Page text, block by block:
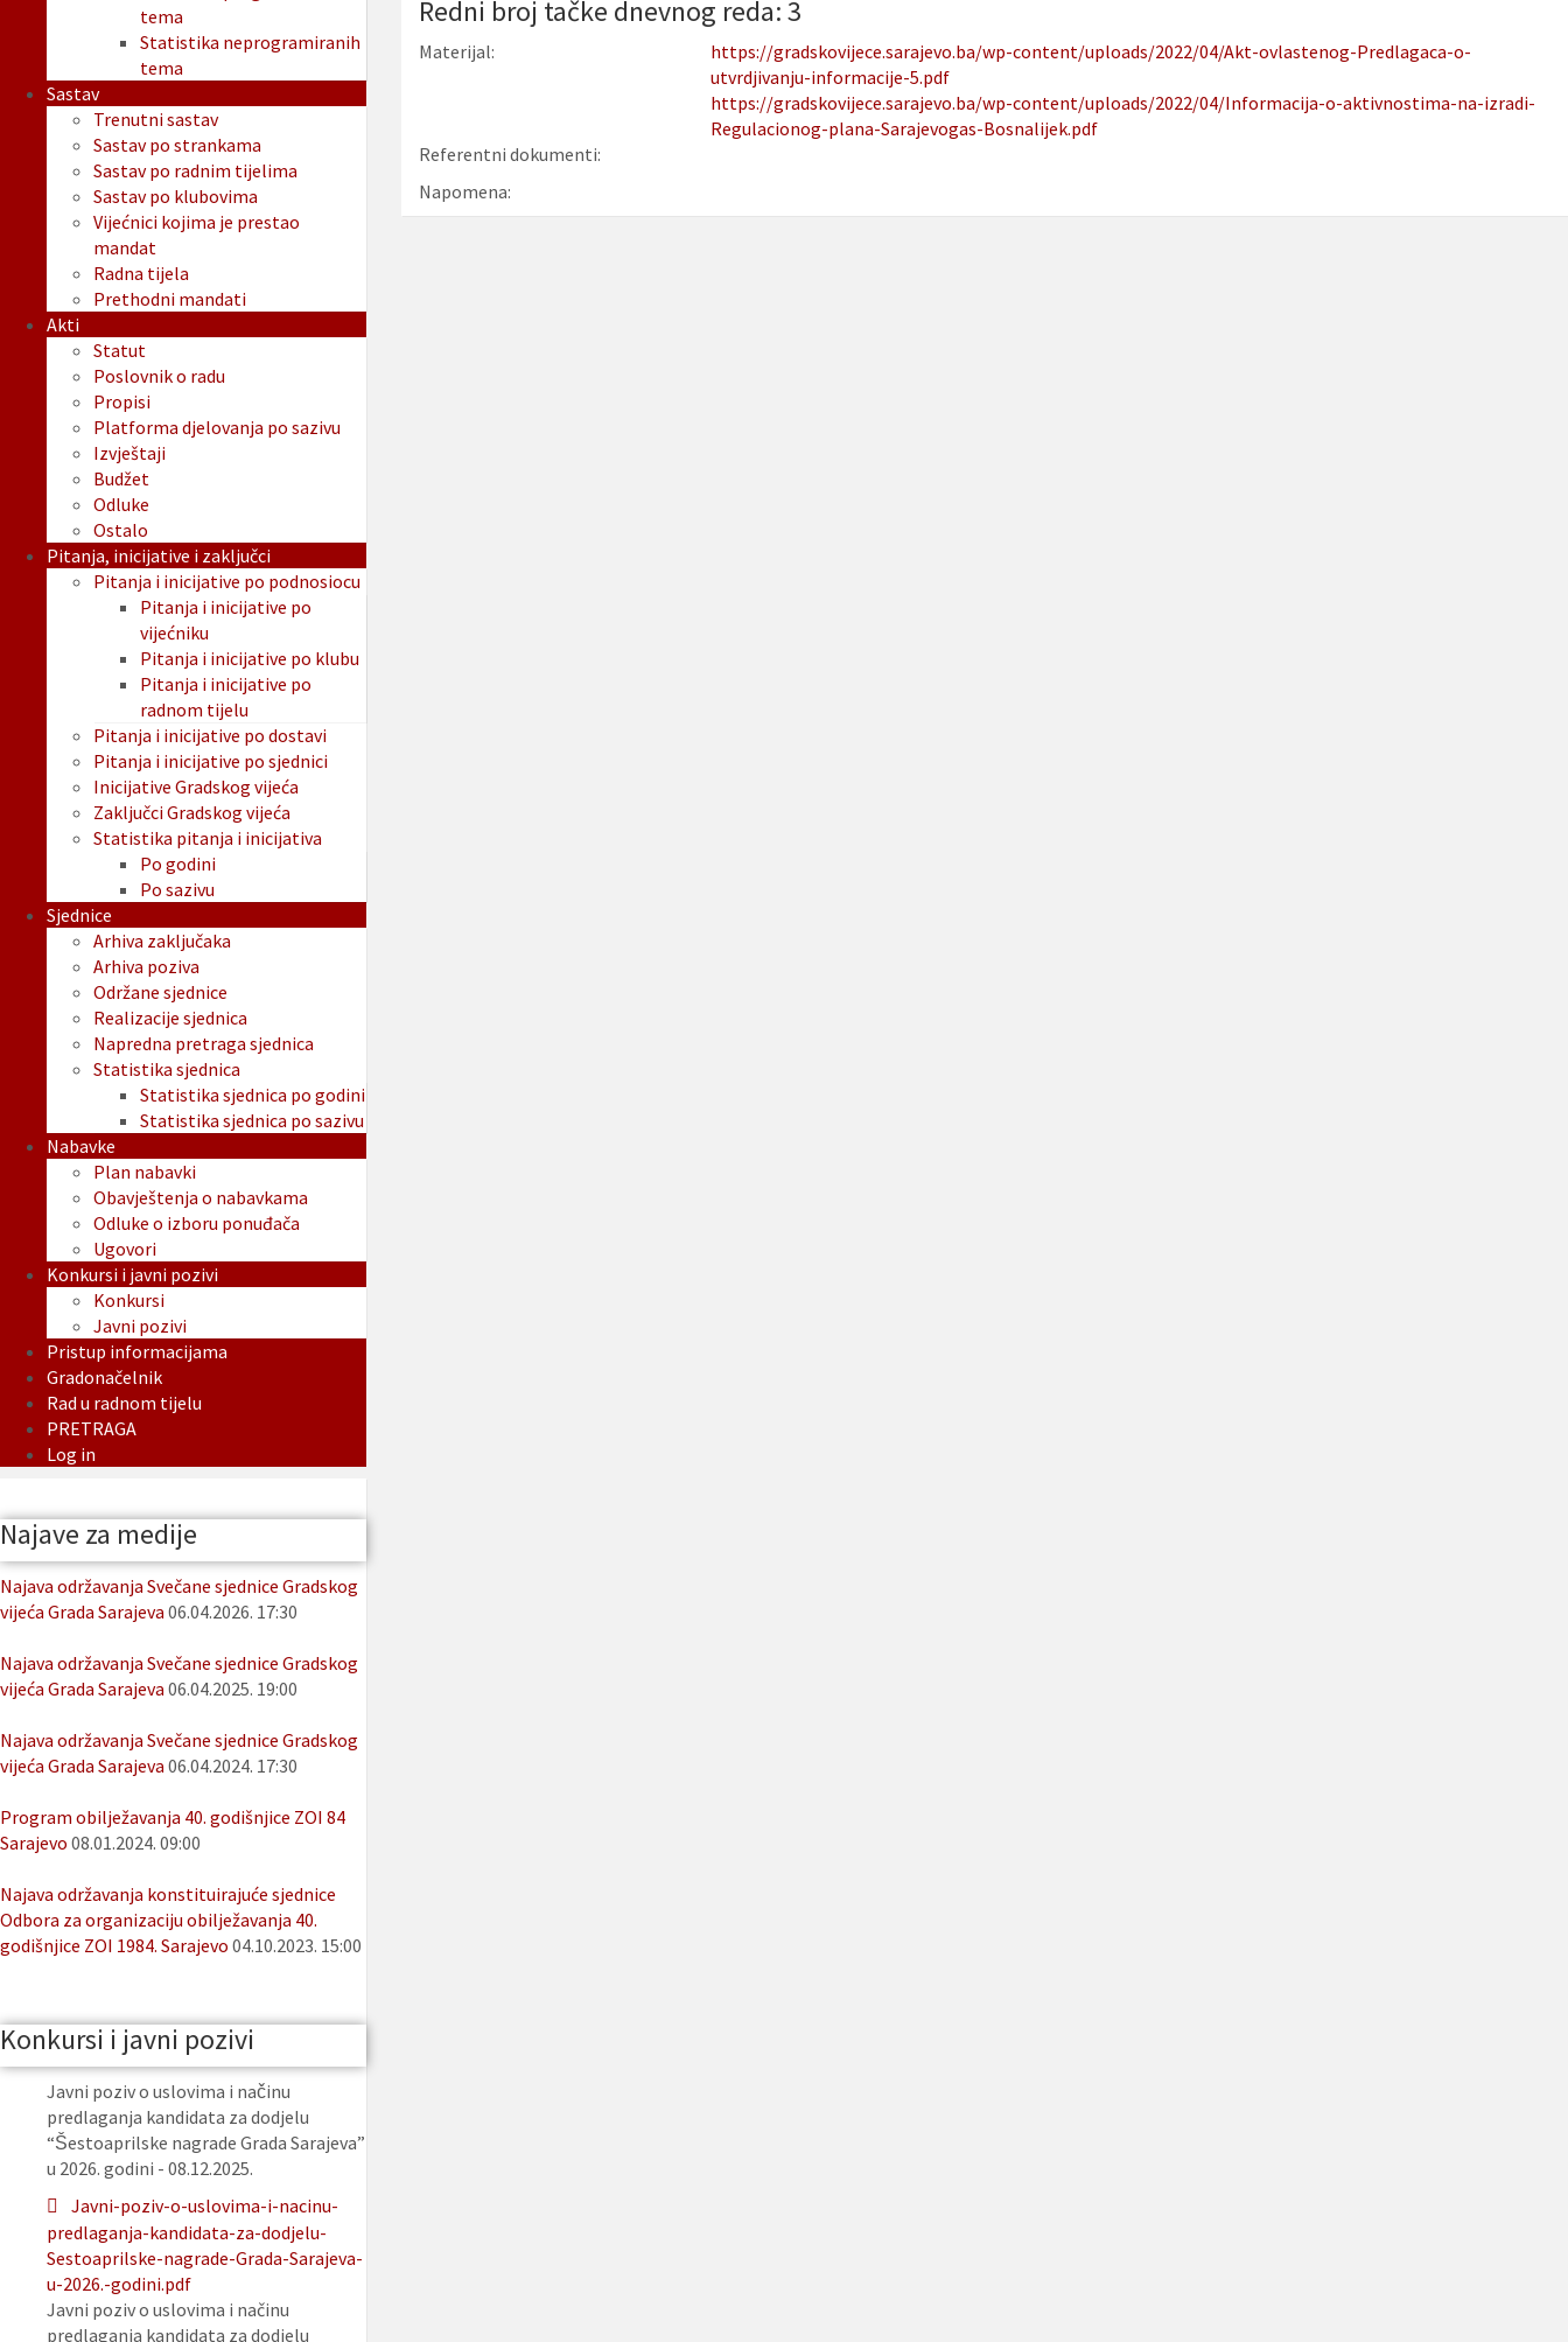
Redni broj tačke dnevnog reda: 3
Materijal:
https://gradskovijece.sarajevo.ba/wp-content/uploads/2022/04/Akt-ovlastenog-Predlagaca-o-
utvrdjivanju-informacije-5.pdf
https://gradskovijece.sarajevo.ba/wp-content/uploads/2022/04/Informacija-o-aktivnostima-na-izradi-
Regulacionog-plana-Sarajevogas-Bosnalijek.pdf
Referentni dokumenti:
Napomena:
tema
Statistika neprogramiranih
tema
Sastav
Trenutni sastav
Sastav po strankama
Sastav po radnim tijelima
Sastav po klubovima
Vijećnici kojima je prestao
mandat
Radna tijela
Prethodni mandati
Akti
Statut
Poslovnik o radu
Propisi
Platforma djelovanja po sazivu
Izvještaji
Budžet
Odluke
Ostalo
Pitanja, inicijative i zaključci
Pitanja i inicijative po podnosiocu
Pitanja i inicijative po
vijećniku
Pitanja i inicijative po klubu
Pitanja i inicijative po
radnom tijelu
Pitanja i inicijative po dostavi
Pitanja i inicijative po sjednici
Inicijative Gradskog vijeća
Zaključci Gradskog vijeća
Statistika pitanja i inicijativa
Po godini
Po sazivu
Sjednice
Arhiva zaključaka
Arhiva poziva
Održane sjednice
Realizacije sjednica
Napredna pretraga sjednica
Statistika sjednica
Statistika sjednica po godini
Statistika sjednica po sazivu
Nabavke
Plan nabavki
Obavještenja o nabavkama
Odluke o izboru ponuđača
Ugovori
Konkursi i javni pozivi
Konkursi
Javni pozivi
Pristup informacijama
Gradonačelnik
Rad u radnom tijelu
PRETRAGA
Log in
Najave za medije
Najava održavanja Svečane sjednice Gradskog
vijeća Grada Sarajeva 06.04.2026. 17:30
Najava održavanja Svečane sjednice Gradskog
vijeća Grada Sarajeva 06.04.2025. 19:00
Najava održavanja Svečane sjednice Gradskog
vijeća Grada Sarajeva 06.04.2024. 17:30
Program obilježavanja 40. godišnjice ZOI 84
Sarajevo 08.01.2024. 09:00
Najava održavanja konstituirajuće sjednice
Odbora za organizaciju obilježavanja 40.
godišnjice ZOI 1984. Sarajevo 04.10.2023. 15:00
Konkursi i javni pozivi
Javni poziv o uslovima i načinu
predlaganja kandidata za dodjelu
“Šestoaprilske nagrade Grada Sarajeva”
u 2026. godini - 08.12.2025.
Javni-poziv-o-uslovima-i-nacinu-
predlaganja-kandidata-za-dodjelu-
Sestoaprilske-nagrade-Grada-Sarajeva-
u-2026.-godini.pdf
Javni poziv o uslovima i načinu
predlaganja kandidata za dodjelu